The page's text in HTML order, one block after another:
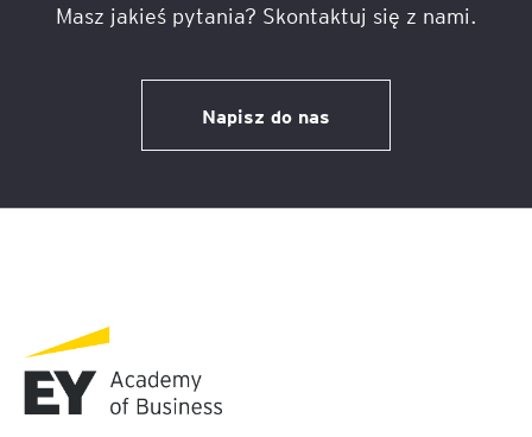
Masz jakieś pytania? Skontaktuj się z nami.
Napisz do nas